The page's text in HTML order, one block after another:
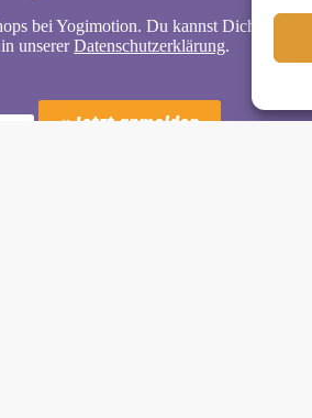
bei Yogimotion. Du kannst Dich
unsererDatenschutzerklärung.